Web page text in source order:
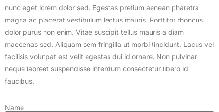
nunc eget lorem dolor sed. Egestas pretium aenean pharetra
magna ac placerat vestibulum lectus mauris. Porttitor rhoncus
dolor purus non enim. Vitae suscipit tellus mauris a diam
maecenas sed. Aliquam sem fringilla ut morbi tincidunt. Lacus vel
facilisis volutpat est velit egestas dui id ornare. Non pulvinar
neque laoreet suspendisse interdum consectetur libero id
faucibus.
Name